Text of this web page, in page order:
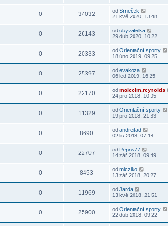
0 34032 od Srneček
21 kvě 2020, 13:48
0 26143 od obyvatelka
29 dub 2020, 10:22
0 20333 od Orientační sporty
18 úno 2019, 09:25
0 25397 od evakoza
06 led 2019, 16:25
0 22170 od malcolm.reynolds
24 pro 2018, 10:05
0 11329 od Orientační sporty
19 pro 2018, 21:33
0 8690 od andreitad
02 lis 2018, 07:18
0 22707 od Pepos77
14 zář 2018, 09:49
0 8453 od micziko
13 zář 2018, 20:27
0 11969 od Jarda
13 kvě 2018, 21:51
0 25900 od Orientační sporty
22 dub 2018, 09:22